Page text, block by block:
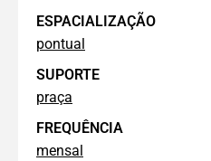
ESPACIALIZAÇÃO
pontual
SUPORTE
praça
FREQUÊNCIA
mensal